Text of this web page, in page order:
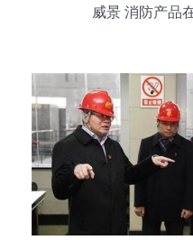
威景 消防产品